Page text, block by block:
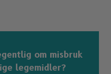
om misbruk
legemidler?